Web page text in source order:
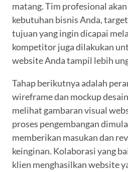
matang. Tim profesional
kebutuhan bisnis Anda,
tujuan yang ingin dicapai
kompetitor juga dilakukan
website Anda tampil lebih
Tahap berikutnya adalah
wireframe dan mockup
melihat gambaran visual
proses pengembangan
memberikan masukan dan
keinginan. Kolaborasi yang
klien menghasilkan website